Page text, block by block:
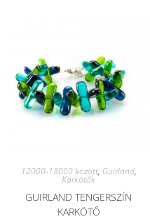
12000-18000 között, Guirland,
Karkötők
GUIRLAND TENGERSZÍN
KARKÖTŐ